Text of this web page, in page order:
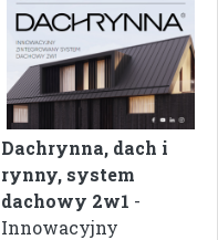
Dachrynna, dach i
rynny, system
dachowy 2w1 -
Innowacyjny